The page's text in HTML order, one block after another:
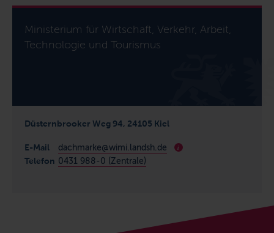
Ministerium für Wirtschaft, Verkehr, Arbeit,
Technologie und Tourismus
Düsternbrooker Weg 94, 24105 Kiel
E-Mail dachmarke@wimi.landsh.de
i
Telefon 0431 988-0 (Zentrale)